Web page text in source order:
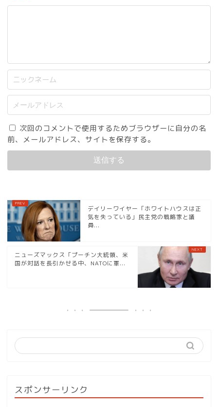
次回のコメントで使用するためブラウザーに自分の名
前、メールアドレス、サイトを保存する。
デイリーワイヤー「ホワイトハウスは正
気を失っている」民主党の戦略家と議
員...
ニューズマックス「プーチン大統領、米
国が対話を長引かせる中、NATOに軍...
スポンサーリンク